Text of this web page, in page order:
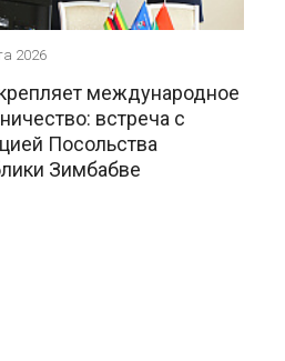
2026
международное
встреча с
Посольства
Зимбабве